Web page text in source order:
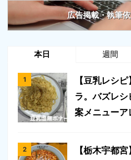
広告掲載・執筆
本日 週間
【豆乳レシ
ラ。バズレ
案メニューア
【栃木宇都